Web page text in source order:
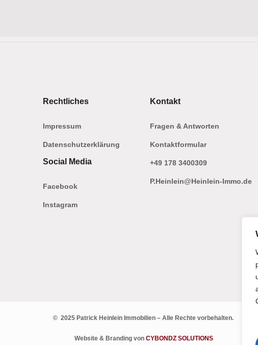
Rechtliches
Impressum
Datenschutzerklärung
Social Media
Facebook
Instagram
Kontakt
Fragen & Antworten
Kontaktformular
+49 178 3400309
P.Heinlein@Heinlein-Immo.de
© 2025 Patrick Heinlein Immobilien – Alle Rechte vorbehalten.
Website & Branding von CYBONDZ SOLUTIONS